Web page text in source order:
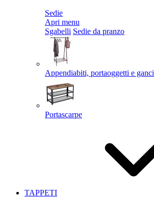
Sedie
Apri menu
Sgabelli Sedie da pranzo
Appendiabiti, portaoggetti e ganci
Portascarpe
TAPPETI